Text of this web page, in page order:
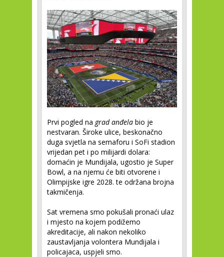
Prvi pogled na grad anđela bio je
nestvaran. Široke ulice, beskonačno
duga svjetla na semaforu i SoFi stadion
vrijedan pet i po milijardi dolara:
domaćin je Mundijala, ugostio je Super
Bowl, a na njemu će biti otvorene i
Olimpijske igre 2028. te održana brojna
takmičenja.
Sat vremena smo pokušali pronaći ulaz
i mjesto na kojem podižemo
akreditacije, ali nakon nekoliko
zaustavljanja volontera Mundijala i
policajaca, uspjeli smo.